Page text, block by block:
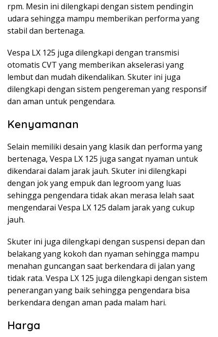
rpm. Mesin ini dilengkapi dengan sistem pendingin
udara sehingga mampu memberikan performa yang
stabil dan bertenaga.
Vespa LX 125 juga dilengkapi dengan transmisi
otomatis CVT yang memberikan akselerasi yang
lembut dan mudah dikendalikan. Skuter ini juga
dilengkapi dengan sistem pengereman yang responsif
dan aman untuk pengendara.
Kenyamanan
Selain memiliki desain yang klasik dan performa yang
bertenaga, Vespa LX 125 juga sangat nyaman untuk
dikendarai dalam jarak jauh. Skuter ini dilengkapi
dengan jok yang empuk dan legroom yang luas
sehingga pengendara tidak akan merasa lelah saat
mengendarai Vespa LX 125 dalam jarak yang cukup
jauh.
Skuter ini juga dilengkapi dengan suspensi depan dan
belakang yang kokoh dan nyaman sehingga mampu
menahan guncangan saat berkendara di jalan yang
tidak rata. Vespa LX 125 juga dilengkapi dengan sistem
penerangan yang baik sehingga pengendara bisa
berkendara dengan aman pada malam hari.
Harga